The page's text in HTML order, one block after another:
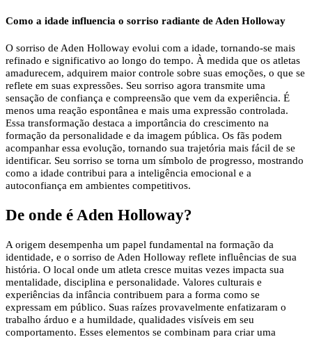
Como a idade influencia o sorriso radiante de Aden Holloway
O sorriso de Aden Holloway evolui com a idade, tornando-se mais
refinado e significativo ao longo do tempo. À medida que os atletas
amadurecem, adquirem maior controle sobre suas emoções, o que se
reflete em suas expressões. Seu sorriso agora transmite uma
sensação de confiança e compreensão que vem da experiência. É
menos uma reação espontânea e mais uma expressão controlada.
Essa transformação destaca a importância do crescimento na
formação da personalidade e da imagem pública. Os fãs podem
acompanhar essa evolução, tornando sua trajetória mais fácil de se
identificar. Seu sorriso se torna um símbolo de progresso, mostrando
como a idade contribui para a inteligência emocional e a
autoconfiança em ambientes competitivos.
De onde é Aden Holloway?
A origem desempenha um papel fundamental na formação da
identidade, e o sorriso de Aden Holloway reflete influências de sua
história. O local onde um atleta cresce muitas vezes impacta sua
mentalidade, disciplina e personalidade. Valores culturais e
experiências da infância contribuem para a forma como se
expressam em público. Suas raízes provavelmente enfatizaram o
trabalho árduo e a humildade, qualidades visíveis em seu
comportamento. Esses elementos se combinam para criar uma